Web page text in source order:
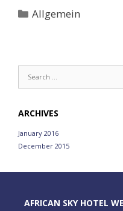
Categories
Allgemein
for:
ARCHIVES
January 2016
December 2015
AFRICAN SKY HOTEL